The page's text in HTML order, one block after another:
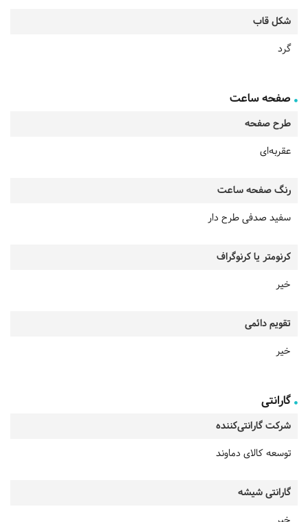
شکل قاب
گرد
صفحه ساعت
طرح صفحه
عقربه‌ای
رنگ صفحه ساعت
سفید صدفی طرح دار
کرنومتر یا کرنوگراف
خیر
تقویم دائمی
خیر
گارانتی
شرکت گارانتی‌کننده
توسعه کالای دماوند
گارانتی شیشه